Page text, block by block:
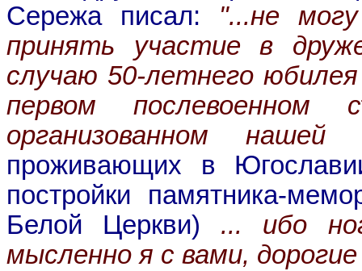
Сережа писал: "...не
принять участие в
случаю 50-летнего
первом
организованном
проживающих в
постройки памятника-
Белой Церкви) ... ибо
мысленно я с вами, дорогие